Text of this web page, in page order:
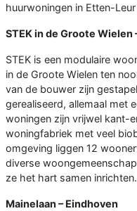
huurwoningen in Etten-
STEK in de Groote Wielen
STEK is een modulaire
in de Groote Wielen ten
van de bouwer zijn
gerealiseerd, allemaal met
woningen zijn vrijwel kant-
woningfabriek met veel
omgeving liggen 12
diverse
ze het hart samen inrichten.
Mainelaan – Eindhoven